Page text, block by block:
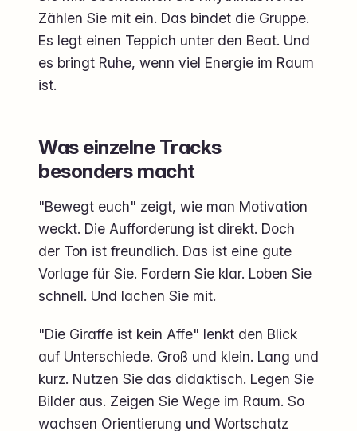
Zählen Sie mit ein. Das bindet die Gruppe.
Es legt einen Teppich unter den Beat. Und
es bringt Ruhe, wenn viel Energie im Raum
ist.
Was einzelne Tracks
besonders macht
"Bewegt euch" zeigt, wie man Motivation
weckt. Die Aufforderung ist direkt. Doch
der Ton ist freundlich. Das ist eine gute
Vorlage für Sie. Fordern Sie klar. Loben Sie
schnell. Und lachen Sie mit.
"Die Giraffe ist kein Affe" lenkt den Blick
auf Unterschiede. Groß und klein. Lang und
kurz. Nutzen Sie das didaktisch. Legen Sie
Bilder aus. Zeigen Sie Wege im Raum. So
wachsen Orientierung und Wortschatz